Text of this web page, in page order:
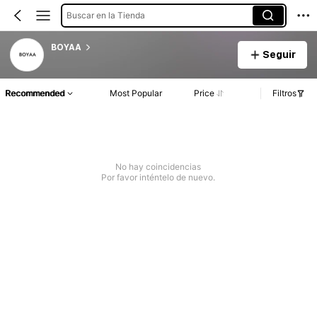
Buscar en la Tienda
BOYAA
Seguir
Recommended Most Popular Price Filtros
No hay coincidencias
Por favor inténtelo de nuevo.